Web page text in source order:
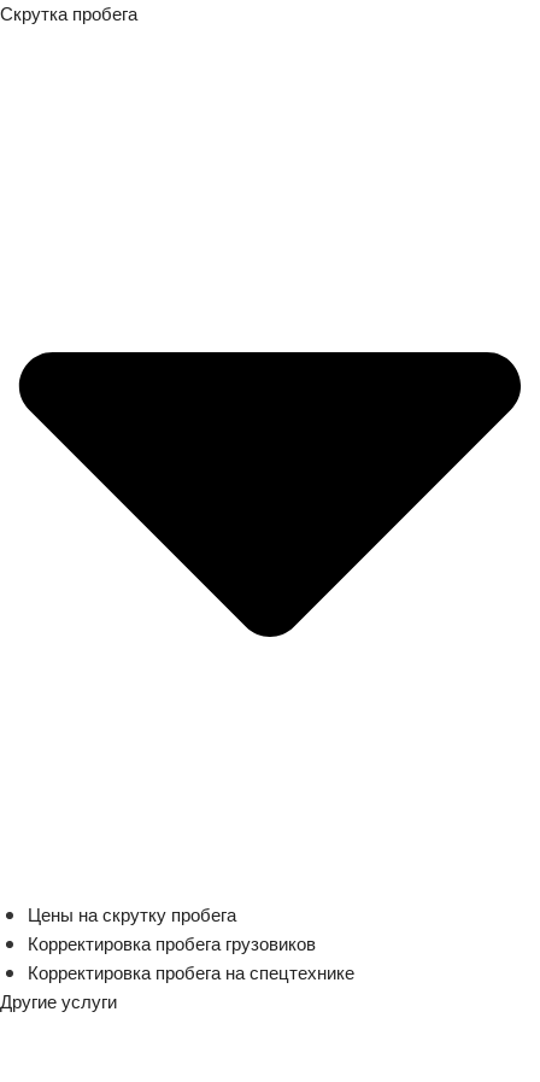
Скрутка пробега
Цены на скрутку пробега
Корректировка пробега грузовиков
Корректировка пробега на спецтехнике
Другие услуги